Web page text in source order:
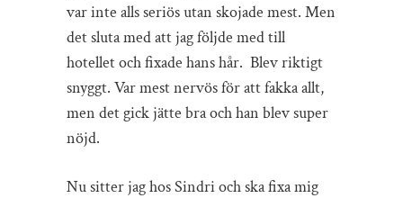
var inte alls seriös utan skojade mest. Men
det sluta med att jag följde med till
hotellet och fixade hans hår. Blev riktigt
snyggt. Var mest nervös för att fakka allt,
men det gick jätte bra och han blev super
nöjd.
Nu sitter jag hos Sindri och ska fixa mig